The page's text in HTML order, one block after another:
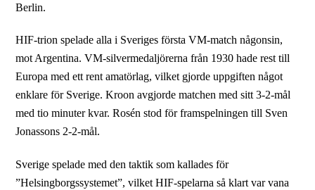
Berlin.
HIF-trion spelade alla i Sveriges första VM-match någonsin,
mot Argentina. VM-silvermedaljörerna från 1930 hade rest till
Europa med ett rent amatörlag, vilket gjorde uppgiften något
enklare för Sverige. Kroon avgjorde matchen med sitt 3-2-mål
med tio minuter kvar. Rosén stod för framspelningen till Sven
Jonassons 2-2-mål.
Sverige spelade med den taktik som kallades för
”Helsingborgssystemet”, vilket HIF-spelarna så klart var vana